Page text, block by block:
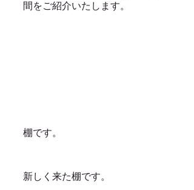
間をご紹介いたします。
棚です。
新しく来た棚です。